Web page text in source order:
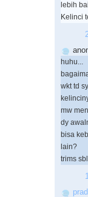
lebih
Kelinci
huhu...
wkt td
mw
dy
bisa
lain?
trims